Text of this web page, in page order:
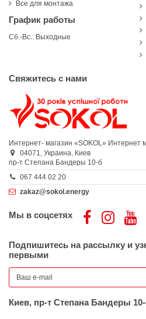
Все для монтажа
График работы
Сб.-Вс.: Выходные
Свяжитесь с нами
Интернет- магазин «SOKOL» Интернет
04071, Украина, Киев
пр-т Степана Бандеры 10-б
067 444 02 20
zakaz@sokol.energy
Мы в соцсетях
Подпишитесь на рассылку и
первыми
Киев, пр-т Степана Бандеры